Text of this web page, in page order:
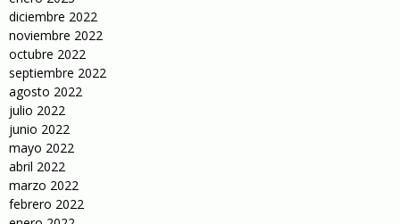
diciembre 2022
noviembre 2022
octubre 2022
septiembre 2022
agosto 2022
julio 2022
junio 2022
mayo 2022
abril 2022
marzo 2022
febrero 2022